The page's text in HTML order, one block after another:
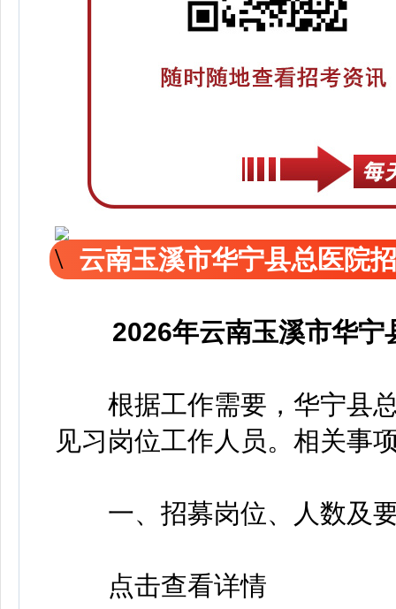
云南玉溪市华宁县总医院
2026年云南玉溪市华
根据工作需要，华宁县总
见习岗位工作人员。相关事
一、招募岗位、人数及
点击查看详情